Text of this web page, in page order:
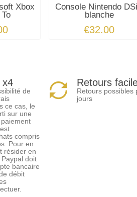
Xbox
Console Nintendo
blanche
€32.00
x4
de
ce cas, le
sur une
compris
Pour en
résider en
doit
bancaire
débit
Retours
Retours possibles
jours